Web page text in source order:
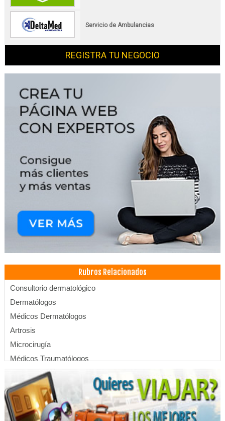
Servicio de Ambulancias
REGISTRA TU NEGOCIO
Rubros Relacionados
Consultorio dermatológico
Dermatólogos
Médicos Dermatólogos
Artrosis
Microcirugía
Médicos Traumatólogos
Médicos Ortopedistas
Cirugía de Mano
Botox
Tratamiento capilar